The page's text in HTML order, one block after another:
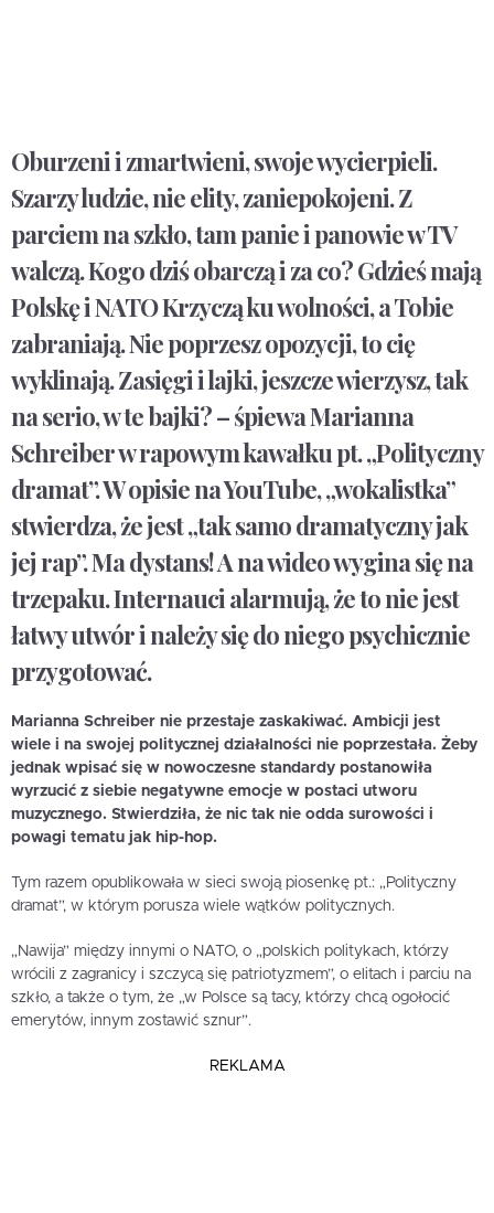
Oburzeni i zmartwieni, swoje wycierpieli.
Szarzy ludzie, nie elity, zaniepokojeni. Z
parciem na szkło, tam panie i panowie w TV
walczą. Kogo dziś obarczą i za co? Gdzieś mają
Polskę i NATO Krzyczą ku wolności, a Tobie
zabraniają. Nie poprzesz opozycji, to cię
wyklinają. Zasięgi i lajki, jeszcze wierzysz, tak
na serio, w te bajki? – śpiewa Marianna
Schreiber w rapowym kawałku pt. „Polityczny
dramat”. W opisie na YouTube, „wokalistka”
stwierdza, że jest „tak samo dramatyczny jak
jej rap”. Ma dystans! A na wideo wygina się na
trzepaku. Internauci alarmują, że to nie jest
łatwy utwór i należy się do niego psychicznie
przygotować.
Marianna Schreiber nie przestaje zaskakiwać. Ambicji jest
wiele i na swojej politycznej działalności nie poprzestała. Żeby
jednak wpisać się w nowoczesne standardy postanowiła
wyrzucić z siebie negatywne emocje w postaci utworu
muzycznego. Stwierdziła, że nic tak nie odda surowości i
powagi tematu jak hip-hop.
Tym razem opublikowała w sieci swoją piosenkę pt.: „Polityczny
dramat”, w którym porusza wiele wątków politycznych.
„Nawija” między innymi o NATO, o „polskich politykach, którzy
wrócili z zagranicy i szczycą się patriotyzmem”, o elitach i parciu na
szkło, a także o tym, że „w Polsce są tacy, którzy chcą ogołocić
emerytów, innym zostawić sznur”.
REKLAMA